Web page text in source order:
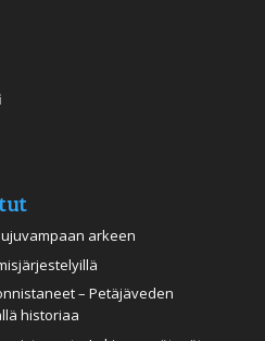
arkeen
– Petäjäveden
historiaa